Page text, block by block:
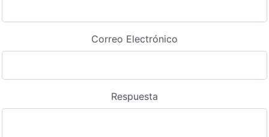
Correo Electrónico
Respuesta